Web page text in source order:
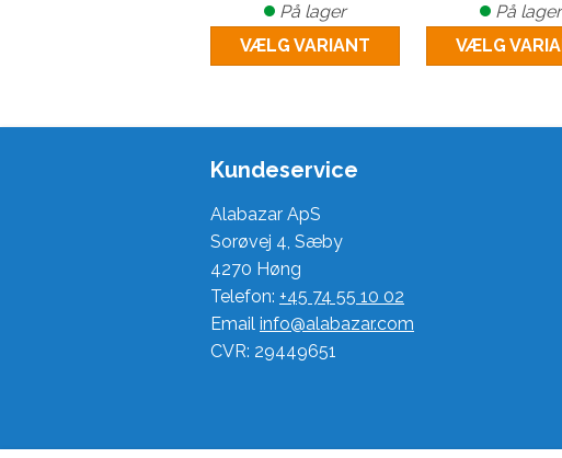
På lager
VÆLG VARIANT
På lager
VÆLG
Kundeservice
Alabazar ApS
Sorøvej 4, Sæby
4270 Høng
Telefon: +45 74 55 10 02
Email info@alabazar.com
CVR: 29449651